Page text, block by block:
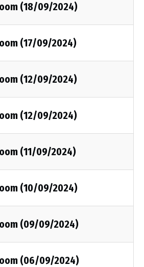
(18/09/2024)
(17/09/2024)
(12/09/2024)
(12/09/2024)
(11/09/2024)
(10/09/2024)
(09/09/2024)
(06/09/2024)